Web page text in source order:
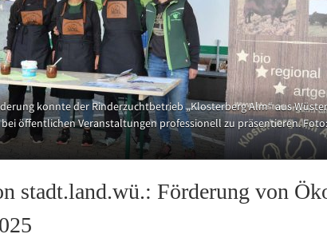
konnte der Rinderzuchtbetrieb „Klosterberg Alm“ aus
öffentlichen Veranstaltungen professionell zu präsentieren.
stadt.land.wü.: Förderung von